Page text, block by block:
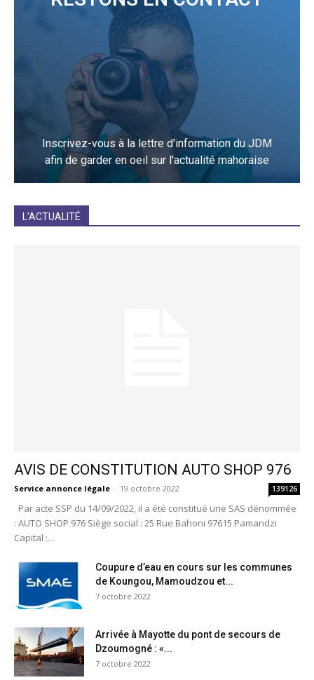
Inscrivez-vous à la lettre d'information du JDM
afin de garder en oeil sur l'actualité mahoraise
L'ACTUALITÉ
AVIS DE CONSTITUTION AUTO SHOP 976
Service annonce légale - 19 octobre 2022 139126
Par acte SSP du 14/09/2022, il a été constitué une SAS dénommée
: AUTO SHOP 976 Siège social : 25 Rue Bahoni 97615 Pamandzi
Capital :...
Coupure d’eau en cours sur les communes
de Koungou, Mamoudzou et...
7 octobre 2022
Arrivée à Mayotte du pont de secours de
Dzoumogné : «...
7 octobre 2022